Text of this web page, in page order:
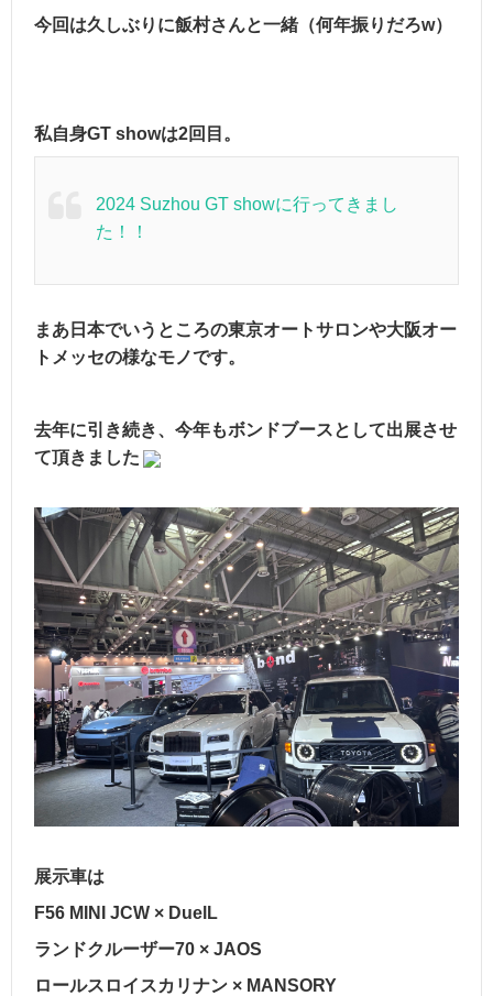
今回は久しぶりに飯村さんと一緒（何年振りだろw）
私自身GT showは2回目。
2024 Suzhou GT showに行ってきまし
た！！
まあ日本でいうところの東京オートサロンや大阪オー
トメッセの様なモノです。
去年に引き続き、今年もボンドブースとして出展させ
て頂きました
展示車は
F56 MINI JCW × DuelL
ランドクルーザー70 × JAOS
ロールスロイスカリナン × MANSORY